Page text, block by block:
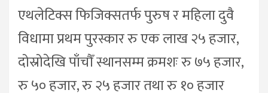
एथलेटिक्स फिजिक्सतर्फ पुरुष र महिला दुवै
विधामा प्रथम पुरस्कार रु एक लाख २५ हजार,
दोस्रोदेखि पाँचौँ स्थानसम्म क्रमशः रु ७५ हजार,
रु ५० हजार, रु २५ हजार तथा रु १० हजार